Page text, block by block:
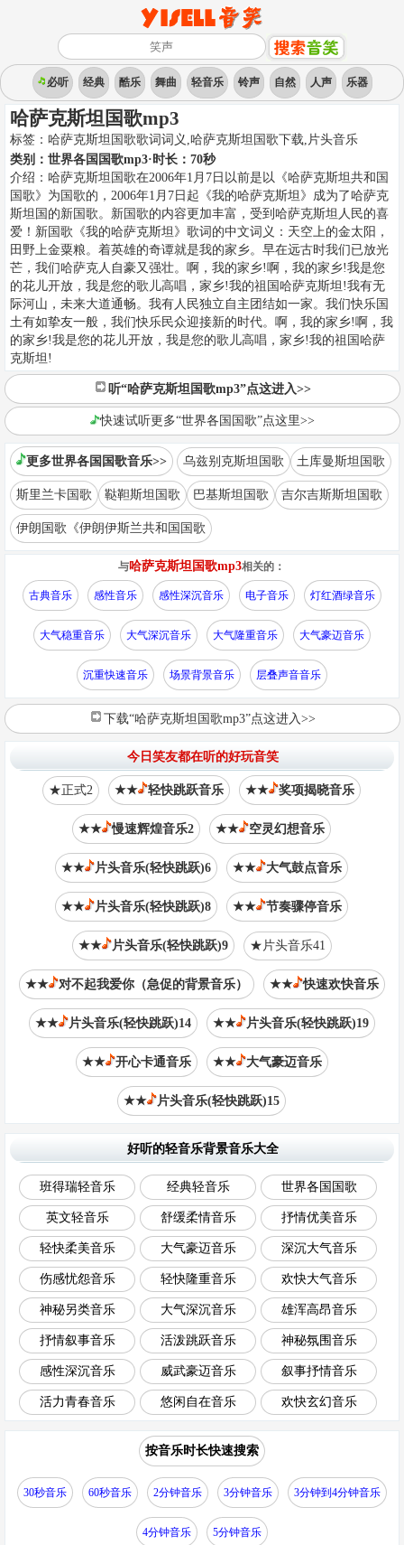
必听 经典 酷乐 舞曲 轻音乐 铃声 自然 人声 乐器
哈萨克斯坦国歌mp3
标签： 哈萨克斯坦国歌歌词词义,哈萨克斯坦国歌下载, 片头音乐
类别： 世界各国国歌mp3·时长： 70秒
介绍： 哈萨克斯坦国歌在2006年1月7日以前是以《哈萨克斯坦共和国
国歌》为国歌的，2006年1月7日起《我的哈萨克斯坦》成为了哈萨克
斯坦国的新国歌。新国歌的内容更加丰富，受到哈萨克斯坦人民的喜
爱！新国歌《我的哈萨克斯坦》歌词的中文词义：天空上的金太阳，
田野上金粟粮。着英雄的奇谭就是我的家乡。早在远古时我们已放光
芒，我们哈萨克人自豪又强壮。啊，我的家乡!啊，我的家乡!我是您
的花儿开放，我是您的歌儿高唱，家乡!我的祖国哈萨克斯坦!我有无
际河山，未来大道通畅。我有人民独立自主团结如一家。我们快乐国
土有如挚友一般，我们快乐民众迎接新的时代。啊，我的家乡!啊，我
的家乡!我是您的花儿开放，我是您的歌儿高唱，家乡!我的祖国哈萨
克斯坦!
听“哈萨克斯坦国歌mp3”点这进入>>
快速试听更多“世界各国国歌”点这里>>
更多世界各国国歌音乐>> 乌兹别克斯坦国歌 土库曼斯坦国歌
斯里兰卡国歌 鞑靼斯坦国歌 巴基斯坦国歌 吉尔吉斯斯坦国歌
伊朗国歌《伊朗伊斯兰共和国国歌
与哈萨克斯坦国歌mp3相关的：
古典音乐 感性音乐 感性深沉音乐 电子音乐 灯红酒绿音乐
大气稳重音乐 大气深沉音乐 大气隆重音乐 大气豪迈音乐
沉重快速音乐 场景背景音乐 层叠声音音乐
下载“哈萨克斯坦国歌mp3”点这进入>>
今日笑友都在听的好玩音笑
★正式2 ★★ 轻快跳跃音乐 ★★ 奖项揭晓音乐
★★ 慢速辉煌音乐2 ★★ 空灵幻想音乐
★★ 片头音乐(轻快跳跃)6 ★★ 大气鼓点音乐
★★ 片头音乐(轻快跳跃)8 ★★ 节奏骤停音乐
★★ 片头音乐(轻快跳跃)9 ★片头音乐41
★★ 对不起我爱你（急促的背景音乐） ★★ 快速欢快音乐
★★ 片头音乐(轻快跳跃)14 ★★ 片头音乐(轻快跳跃)19
★★ 开心卡通音乐 ★★ 大气豪迈音乐
★★ 片头音乐(轻快跳跃)15
好听的轻音乐背景音乐大全
班得瑞轻音乐 经典轻音乐 世界各国国歌
英文轻音乐 舒缓柔情音乐 抒情优美音乐
轻快柔美音乐 大气豪迈音乐 深沉大气音乐
伤感忧怨音乐 轻快隆重音乐 欢快大气音乐
神秘另类音乐 大气深沉音乐 雄浑高昂音乐
抒情叙事音乐 活泼跳跃音乐 神秘氛围音乐
感性深沉音乐 威武豪迈音乐 叙事抒情音乐
活力青春音乐 悠闲自在音乐 欢快玄幻音乐
按音乐时长快速搜索
30秒音乐 60秒音乐 2分钟音乐 3分钟音乐 3分钟到4分钟音乐
4分钟音乐 5分钟音乐